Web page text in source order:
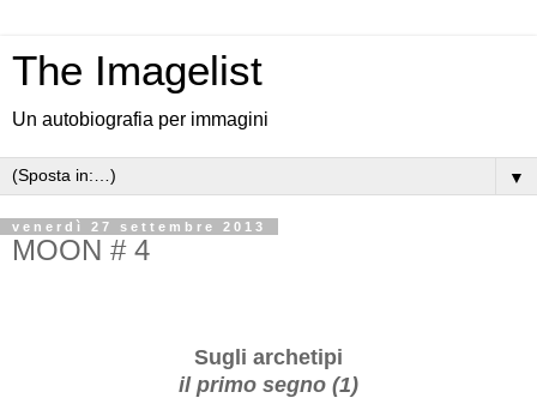
The Imagelist
Un autobiografia per immagini
▼
venerdì 27 settembre 2013
MOON # 4
Sugli archetipi
il primo segno (1)